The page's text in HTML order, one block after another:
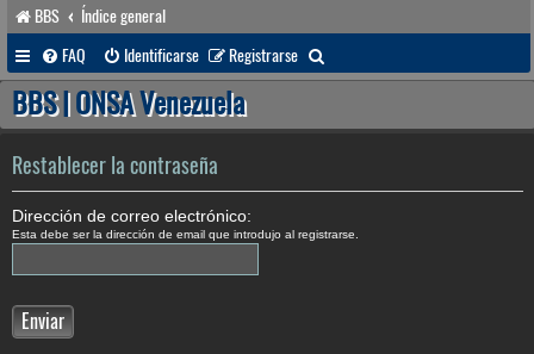
BBS
Índice general
FAQ
Identificarse Registrarse
u
a
BBS | ONSA Venezuela
Restablecer la contraseña
Dirección de correo electrónico:
Esta debe ser la dirección de email que introdujo al registrarse.